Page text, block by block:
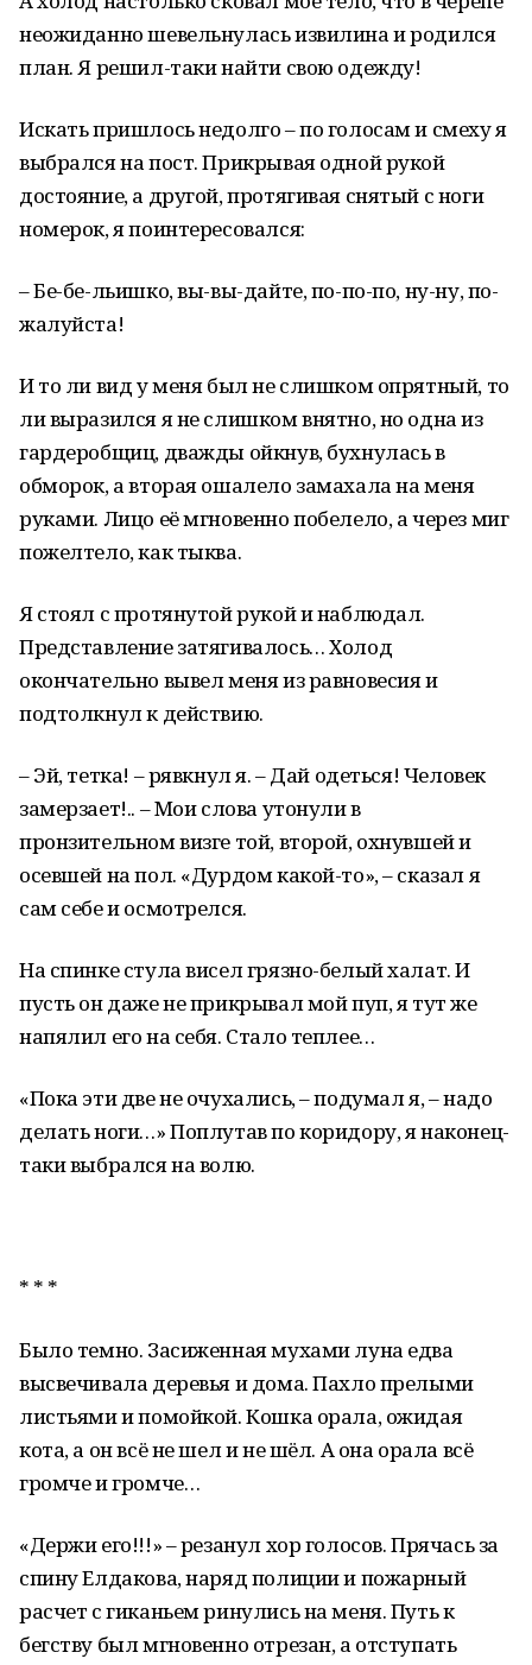
неожиданно шевельнулась извилина и родился
план. Я решил-таки найти свою одежду!
Искать пришлось недолго – по голосам и смеху я
выбрался на пост. Прикрывая одной рукой
достояние, а другой, протягивая снятый с ноги
номерок, я поинтересовался:
– Бе-бе-льишко, вы-вы-дайте, по-по-по, ну-ну, по-
жалуйста!
И то ли вид у меня был не слишком опрятный, то
ли выразился я не слишком внятно, но одна из
гардеробщиц, дважды ойкнув, бухнулась в
обморок, а вторая ошалело замахала на меня
руками. Лицо её мгновенно побелело, а через миг
пожелтело, как тыква.
Я стоял с протянутой рукой и наблюдал.
Представление затягивалось… Холод
окончательно вывел меня из равновесия и
подтолкнул к действию.
– Эй, тетка! – рявкнул я. – Дай одеться! Человек
замерзает!.. – Мои слова утонули в
пронзительном визге той, второй, охнувшей и
осевшей на пол. «Дурдом какой-то», – сказал я
сам себе и осмотрелся.
На спинке стула висел грязно-белый халат. И
пусть он даже не прикрывал мой пуп, я тут же
напялил его на себя. Стало теплее…
«Пока эти две не очухались, – подумал я, – надо
делать ноги…» Поплутав по коридору, я наконец-
таки выбрался на волю.
* * *
Было темно. Засиженная мухами луна едва
высвечивала деревья и дома. Пахло прелыми
листьями и помойкой. Кошка орала, ожидая
кота, а он всё не шел и не шёл. А она орала всё
громче и громче…
«Держи его!!!» – резанул хор голосов. Прячась за
спину Елдакова, наряд полиции и пожарный
расчет с гиканьем ринулись на меня. Путь к
бегству был мгновенно отрезан, а отступать